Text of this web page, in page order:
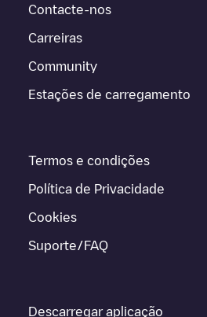
Contacte-nos
Carreiras
Community
Estações de carregamento
Termos e condições
Política de Privacidade
Cookies
Suporte/FAQ
Descarregar aplicação